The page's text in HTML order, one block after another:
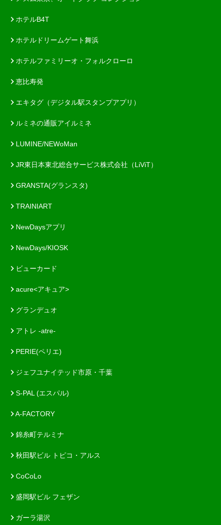
ホテルB4T
ホテルドリームゲート舞浜
ホテルファミリーオ・フォルクローロ
恵比寿発
エキタグ（デジタル駅スタンプアプリ）
ルミネの通販アイルミネ
LUMINE/NEWoMan
JR東日本東北総合サービス株式会社（LiViT）
GRANSTA(グランスタ)
TRAINIART
NewDaysアプリ
NewDays/KIOSK
ビューカード
acure<アキュア>
グランデュオ
アトレ -atre-
PERIE(ペリエ)
ジェフユナイテッド市原・千葉
S-PAL (エスパル)
A-FACTORY
錦糸町テルミナ
秋田駅ビル トピコ・アルス
CoCoLo
盛岡駅ビル フェザン
ガーラ湯沢